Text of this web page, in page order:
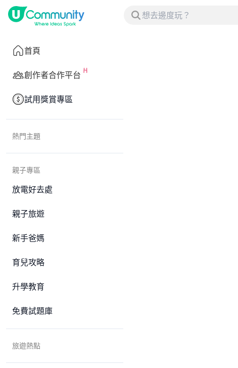
首頁
創作者合作平台
試用獎賞專區
熱門主題
親子專區
放電好去處
親子旅遊
新手爸媽
育兒攻略
升學教育
免費試題庫
旅遊熱點